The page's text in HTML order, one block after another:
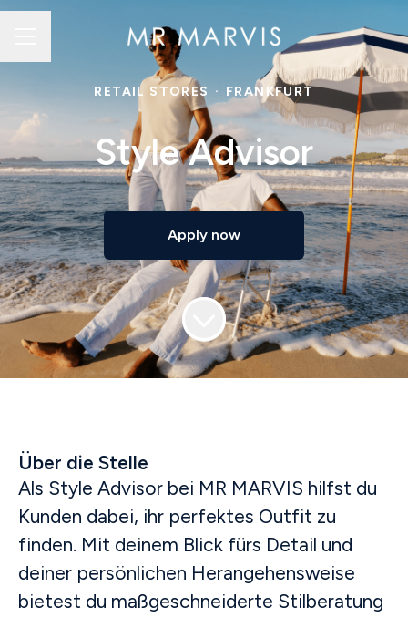
RETAIL STORES · FRANKFURT
Style Advisor
Apply now
Über die Stelle
Als Style Advisor bei MR MARVIS hilfst du
Kunden dabei, ihr perfektes Outfit zu
finden. Mit deinem Blick fürs Detail und
deiner persönlichen Herangehensweise
bietest du maßgeschneiderte Stilberatung